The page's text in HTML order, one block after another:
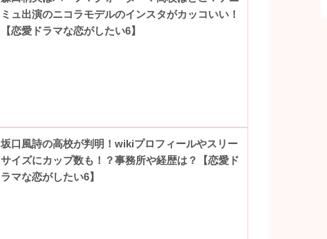
ミュ出演のニコラモデルのインスタがカッコいい！
【恋愛ドラマな恋がしたい6】
坂口風詩の高校が判明！wikiプロフィールやスリー
サイズにカップ数も！？事務所や経歴は？【恋愛ド
ラマな恋がしたい6】